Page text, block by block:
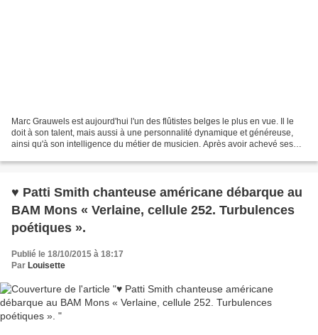
Marc Grauwels est aujourd'hui l'un des flûtistes belges le plus en vue. Il le
doit à son talent, mais aussi à une personnalité dynamique et généreuse,
ainsi qu'à son intelligence du métier de musicien. Après avoir achevé ses
♥ Patti Smith chanteuse américane débarque au
BAM Mons « Verlaine, cellule 252. Turbulences
poétiques ».
Publié le 18/10/2015 à 18:17
Par Louisette